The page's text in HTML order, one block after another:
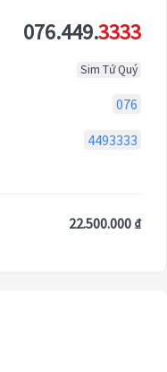
076.449.3333
Sim Tứ Quý
076
4493333
22.500.000 ₫